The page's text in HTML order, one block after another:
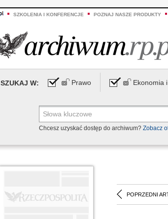
SZKOLENIA I KONFERENCJE POZNAJ NASZE PRODUKTY
SZUKAJ W: Prawo Ekonomia
Chcesz uzyskać dostęp do archiwum? Zobacz
POPRZEDNI